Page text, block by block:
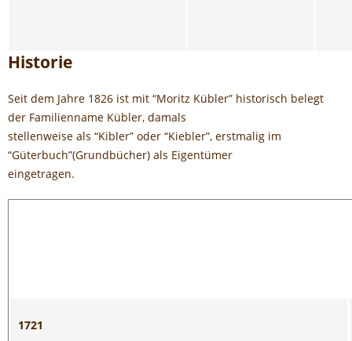
Historie
Seit dem Jahre 1826 ist mit “Moritz Kübler” historisch belegt
der Familienname Kübler, damals
stellenweise als “Kibler” oder “Kiebler”, erstmalig im
“Güterbuch”(Grundbücher) als Eigentümer
eingetragen.
1721